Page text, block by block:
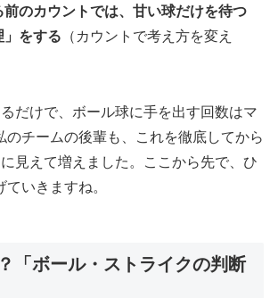
前のカウントでは、甘い球だけを待つ
」をする （カウントで考え方を変え
だけで、ボール球に手を出す回数はマ
のチームの後輩も、これを徹底してから
見えて増えました。ここから先で、ひ
いきますね。
「ボール・ストライクの判断